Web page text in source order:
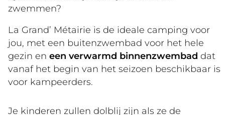
zwemmen?
La Grand’ Métairie is de ideale camping voor
jou, met een buitenzwembad voor het hele
gezin en een verwarmd binnenzwembad dat
vanaf het begin van het seizoen beschikbaar is
voor kampeerders.
Je kinderen zullen dolblij zijn als ze de